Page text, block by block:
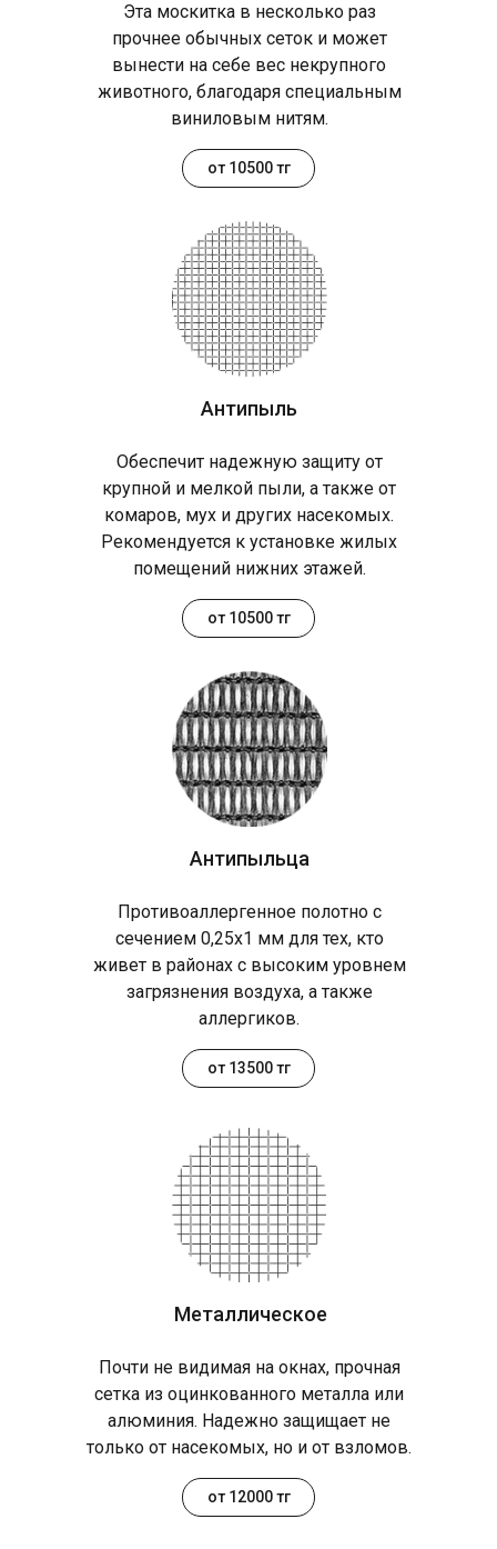
Антипыльца
Антипыль
Эта москитка в несколько раз
прочнее обычных сеток и может
вынести на себе вес некрупного
животного, благодаря специальным
виниловым нитям.
Противоаллергенное полотно с
сечением 0,25х1 мм для тех, кто
живет в районах с высоким уровнем
загрязнения воздуха, а также
аллергиков.
Обеспечит надежную защиту от
крупной и мелкой пыли, а также от
комаров, мух и других насекомых.
Рекомендуется к установке жилых
помещений нижних этажей.
Металлическое
Почти не видимая на окнах, прочная
сетка из оцинкованного металла или
алюминия. Надежно защищает не
только от насекомых, но и от взломов.
от 10500 тг
от 13500 тг
от 10500 тг
от 12000 тг